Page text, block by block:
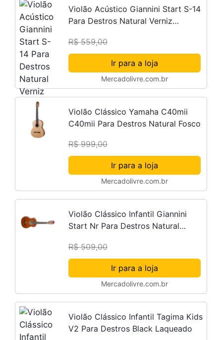
Violão Acústico Giannini Start S-14
Para Destros Natural Verniz
R$ 559,00
Ir para a loja
Mercadolivre.com.br
Violão Clássico Yamaha C40mii
C40mii Para Destros Natural Fosco
R$ 999,00
Ir para a loja
Mercadolivre.com.br
Violão Clássico Infantil Giannini
Start Nr Para Destros Natural
R$ 509,00
Ir para a loja
Mercadolivre.com.br
Violão Clássico Infantil Tagima Kids
V2 Para Destros Black Laqueado